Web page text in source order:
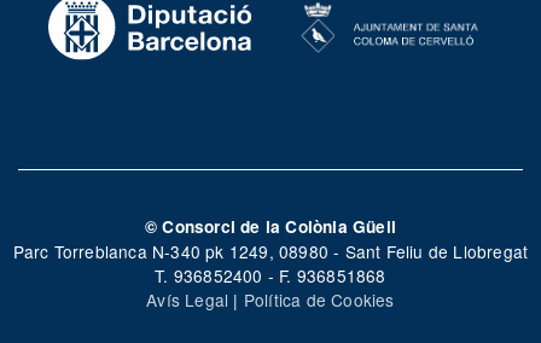
© Consorci de la Colònia Güell
Parc Torreblanca N-340 pk 1249, 08980 - Sant Feliu de Llobregat
T. 936852400 - F. 936851868
Avís Legal | Política de Cookies